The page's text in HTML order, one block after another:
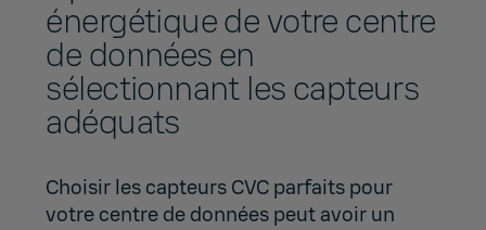
énergétique de votre centre
de données en
sélectionnant les capteurs
adéquats
Choisir les capteurs CVC parfaits pour
votre centre de données peut avoir un